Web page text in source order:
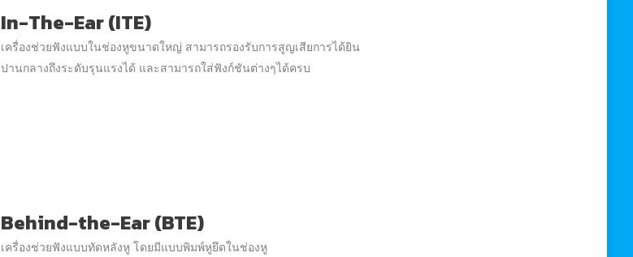
In-The-Ear (ITE)
เครื่องช่วยฟังแบบในช่องหูขนาดใหญ่ สามารถรองรับการสูญเสียการได้ยิน
ปานกลางถึงระดับรุนแรงได้ และสามารถใส่ฟังก์ชันต่างๆได้ครบ
Behind-the-Ear (BTE)
เครื่องช่วยฟังแบบทัดหลังหู โดยมีแบบพิมพ์หูยึดในช่องหู